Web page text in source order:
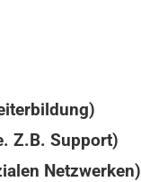
Z.B. Support)
Netzwerken)